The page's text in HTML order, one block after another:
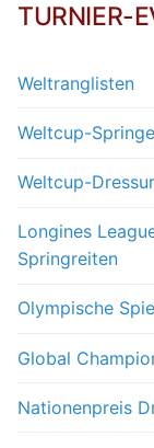
TURNIER-
Weltranglisten
Weltcup-
Weltcup-Dressur
Longines
Springreiten
Olympische
Global
Nationenpreis